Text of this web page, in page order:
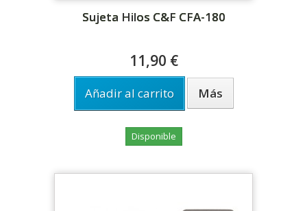
Sujeta Hilos C&F CFA-180
11,90 €
Añadir al carrito Más
Disponible